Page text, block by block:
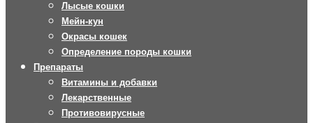
Лысые кошки
Мейн-кун
Окрасы кошек
Определение породы кошки
Препараты
Витамины и добавки
Лекарственные
Противовирусные